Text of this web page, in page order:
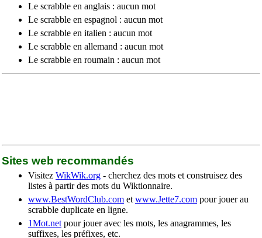
Le scrabble en anglais : aucun mot
Le scrabble en espagnol : aucun mot
Le scrabble en italien : aucun mot
Le scrabble en allemand : aucun mot
Le scrabble en roumain : aucun mot
Sites web recommandés
Visitez WikWik.org - cherchez des mots et construisez des
listes à partir des mots du Wiktionnaire.
www.BestWordClub.com et www.Jette7.com pour jouer au
scrabble duplicate en ligne.
1Mot.net pour jouer avec les mots, les anagrammes, les
suffixes, les préfixes, etc.